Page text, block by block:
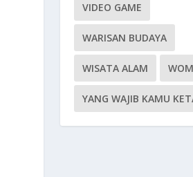
VIDEO GAME
WARISAN BUDAYA
WISATA ALAM
YANG WAJIB KAMU